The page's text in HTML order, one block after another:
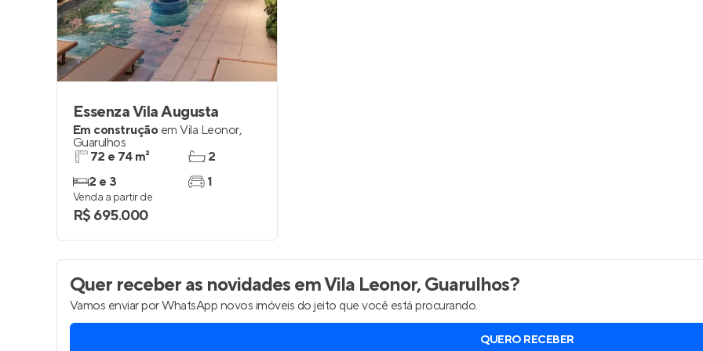
Entrar no Painel de Clientes
Essenza Vila Augusta
Em construção em Vila Leonor,
Guarulhos
72 e 74 m²
2 e 3
2
1
Venda a partir de
R$ 695.000
Quer receber as novidadesem Vila Leonor, Guarulhos?
Vamos enviar por WhatsApp novos imóveis do jeito que você está procurando.
QUERO RECEBER